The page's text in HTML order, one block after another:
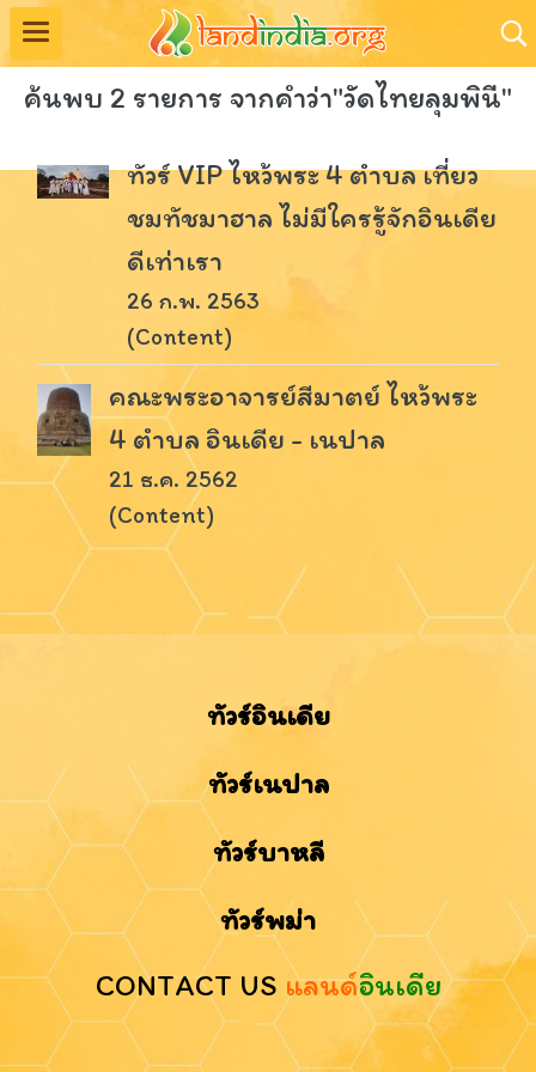
ค้นพบ 2 รายการ จากคำว่า"วัดไทยลุมพินี"
ทัวร์ VIP ไหว้พระ 4 ตำบล เที่ยว
ชมทัชมาฮาล ไม่มีใครรู้จักอินเดีย
ดีเท่าเรา
26 ก.พ. 2563
(Content)
คณะพระอาจารย์สีมาตย์ ไหว้พระ
4 ตำบล อินเดีย - เนปาล
21 ธ.ค. 2562
(Content)
ทัวร์อินเดีย
ทัวร์เนปาล
ทัวร์บาหลี
ทัวร์พม่า
CONTACT US แลนด์อินเดีย